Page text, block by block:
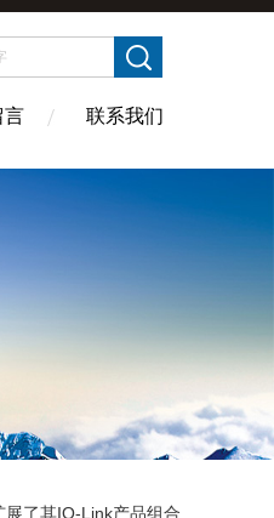
言 联系我们
展了其IO-Link产品组合